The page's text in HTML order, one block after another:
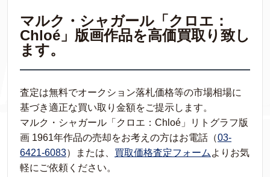
マルク・シャガール「クロエ：
Chloé」版画作品を高価買取り致し
ます。
査定は無料でオークション落札価格等の市場相場に
基づき適正な買い取り金額をご提示します。
マルク・シャガール「クロエ：Chloé」リトグラフ版
画 1961年作品の売却をお考えの方はお電話（03-
6421-6083）または、 買取価格査定フォーム よりお気
軽にご依頼ください。